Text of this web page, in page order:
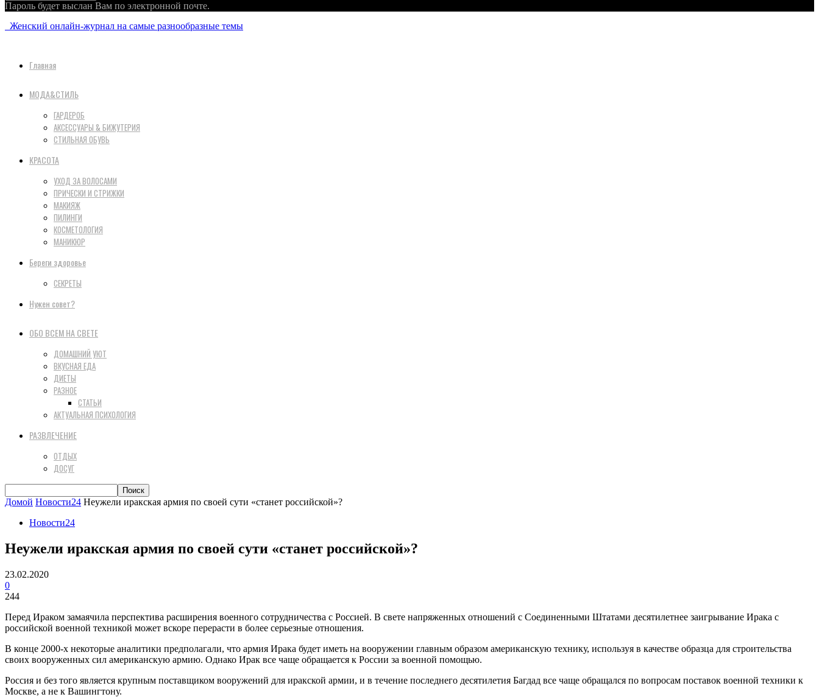
Пароль будет выслан Вам по электронной почте.
Женский онлайн-журнал на самые разнообразные темы
Главная
МОДА&СТИЛЬ
ГАРДЕРОБ
АКСЕССУАРЫ & БИЖУТЕРИЯ
СТИЛЬНАЯ ОБУВЬ
КРАСОТА
УХОД ЗА ВОЛОСАМИ
ПРИЧЕСКИ И СТРИЖКИ
МАКИЯЖ
ПИЛИНГИ
КОСМЕТОЛОГИЯ
МАНИКЮР
Береги здоровье
СЕКРЕТЫ
Нужен совет?
ОБО ВСЕМ НА СВЕТЕ
ДОМАШНИЙ УЮТ
ВКУСНАЯ ЕДА
ДИЕТЫ
РАЗНОЕ
СТАТЬИ
АКТУАЛЬНАЯ ПСИХОЛОГИЯ
РАЗВЛЕЧЕНИЕ
ОТДЫХ
ДОСУГ
Домой Новости24 Неужели иракская армия по своей сути «станет российской»?
Новости24
Неужели иракская армия по своей сути «станет российской»?
23.02.2020
0
244
Перед Ираком замаячила перспектива расширения военного сотрудничества с Россией. В свете напряженных отношений с Соединенными Штатами десятилетнее заигрывание Ирака с
российской военной техникой может вскоре перерасти в более серьезные отношения.
В конце 2000-х некоторые аналитики предполагали, что армия Ирака будет иметь на вооружении главным образом американскую технику, используя в качестве образца для строительства
своих вооруженных сил американскую армию. Однако Ирак все чаще обращается к России за военной помощью.
Россия и без того является крупным поставщиком вооружений для иракской армии, и в ​​течение последнего десятилетия Багдад все чаще обращался по вопросам поставок военной техники к
Москве, а не к Вашингтону.